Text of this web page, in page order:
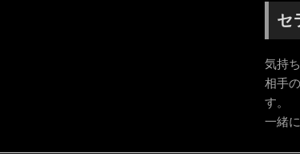
セ
気持
相手
す。
一緒